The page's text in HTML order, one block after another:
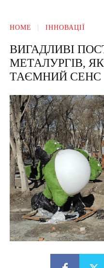
HOME ІННОВАЦІЇ
ВИГАДЛИВІ
МЕТАЛУРГІВ,
ТАЄМНИЙ СЕНС